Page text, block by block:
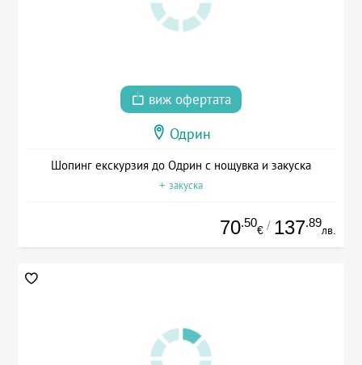
виж офертата
Одрин
Шопинг екскурзия до Одрин с нощувка и закуска
+ закуска
70.50
€ / 137.89
лв.